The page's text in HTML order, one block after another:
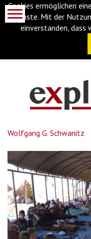
Cookies ermöglichen
Dienste. Mit der
einverstanden, dass
(Accesskey
Navigation
springen
(Accesskey
'3')Zur
Suche
springen
(Accesskey
'2')
Wolfgang G. Schwanitz